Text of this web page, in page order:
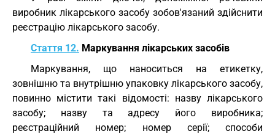
виробник лікарського засобу зобов'язаний здійснити
реєстрацію лікарського засобу.
Стаття 12. Маркування лікарських засобів
Маркування, що наноситься на етикетку,
зовнішню та внутрішню упаковку лікарського засобу,
повинно містити такі відомості: назву лікарського
засобу; назву та адресу його виробника;
реєстраційний номер; номер серії; способи